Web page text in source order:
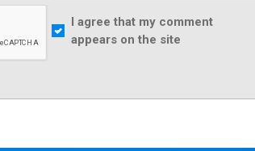
I agree that my comment
appears on the site